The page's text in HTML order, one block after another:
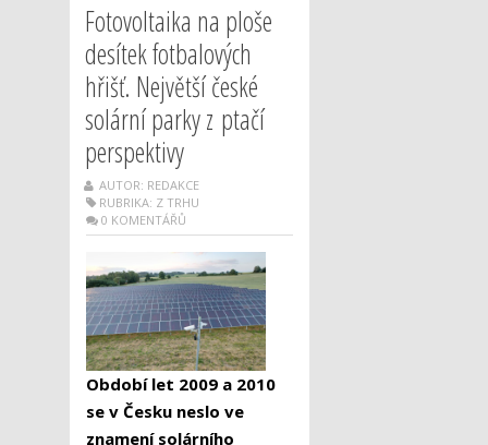
Fotovoltaika na ploše
desítek fotbalových
hřišť. Největší české
solární parky z ptačí
perspektivy
AUTOR: REDAKCE
RUBRIKA: Z TRHU
0 KOMENTÁŘŮ
Období let 2009 a 2010
se v Česku neslo ve
znamení solárního